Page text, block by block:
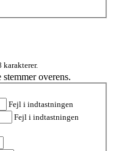
overens.
Fejl i indtastningen
Fejl i indtastningen